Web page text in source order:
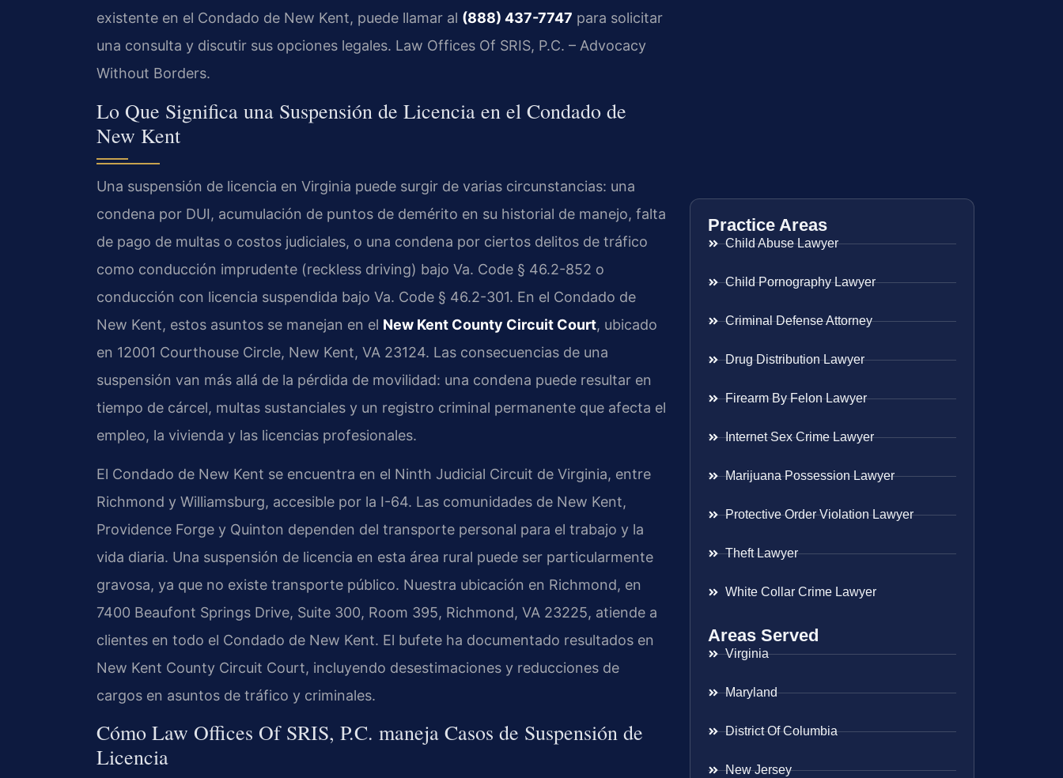
existente en el Condado de New Kent, puede llamar al (888) 437-7747 para solicitar
una consulta y discutir sus opciones legales. Law Offices Of SRIS, P.C. – Advocacy
Without Borders.
Lo Que Significa una Suspensión de Licencia en el Condado de
New Kent
Una suspensión de licencia en Virginia puede surgir de varias circunstancias: una
condena por DUI, acumulación de puntos de demérito en su historial de manejo, falta
de pago de multas o costos judiciales, o una condena por ciertos delitos de tráfico
como conducción imprudente (reckless driving) bajo Va. Code § 46.2-852 o
conducción con licencia suspendida bajo Va. Code § 46.2-301. En el Condado de
New Kent, estos asuntos se manejan en el New Kent County Circuit Court, ubicado
en 12001 Courthouse Circle, New Kent, VA 23124. Las consecuencias de una
suspensión van más allá de la pérdida de movilidad: una condena puede resultar en
tiempo de cárcel, multas sustanciales y un registro criminal permanente que afecta el
empleo, la vivienda y las licencias profesionales.
El Condado de New Kent se encuentra en el Ninth Judicial Circuit de Virginia, entre
Richmond y Williamsburg, accesible por la I-64. Las comunidades de New Kent,
Providence Forge y Quinton dependen del transporte personal para el trabajo y la
vida diaria. Una suspensión de licencia en esta área rural puede ser particularmente
gravosa, ya que no existe transporte público. Nuestra ubicación en Richmond, en
7400 Beaufont Springs Drive, Suite 300, Room 395, Richmond, VA 23225, atiende a
clientes en todo el Condado de New Kent. El bufete ha documentado resultados en
New Kent County Circuit Court, incluyendo desestimaciones y reducciones de
cargos en asuntos de tráfico y criminales.
Cómo Law Offices Of SRIS, P.C. maneja Casos de Suspensión de
Licencia
Practice Areas
Child Abuse Lawyer
Child Pornography Lawyer
Criminal Defense Attorney
Drug Distribution Lawyer
Firearm By Felon Lawyer
Internet Sex Crime Lawyer
Marijuana Possession Lawyer
Protective Order Violation Lawyer
Theft Lawyer
White Collar Crime Lawyer
Areas Served
Virginia
Maryland
District Of Columbia
New Jersey